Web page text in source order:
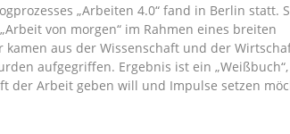
„Arbeiten 4.0“ fand in Berlin statt.
von morgen“ im Rahmen eines breiten
aus der Wissenschaft und der
aufgegriffen. Ergebnis ist ein
der Arbeit geben will und Impulse setzen